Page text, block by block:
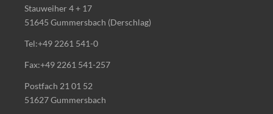
Stauweiher 4 + 17
51645 Gummersbach (Derschlag)
Tel:+49 2261 541-0
Fax:+49 2261 541-257
Postfach 21 01 52
51627 Gummersbach